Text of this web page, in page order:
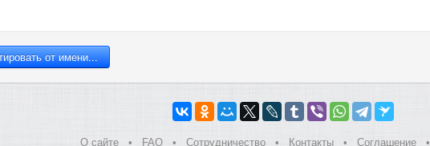
О сайте • FAQ • Сотрудничество • Контакты • Соглашение •